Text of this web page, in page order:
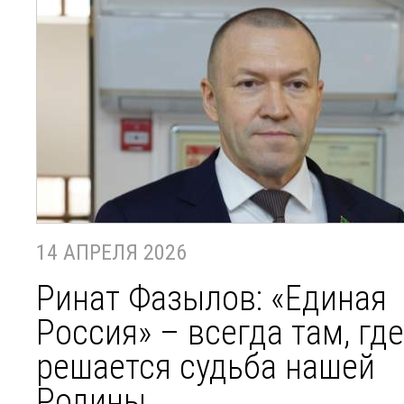
14 АПРЕЛЯ 2026
Ринат Фазылов: «Единая
Россия» – всегда там, где
решается судьба нашей